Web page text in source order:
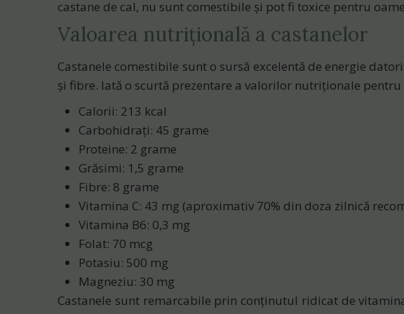
castane de cal, nu sunt comestibile și pot fi toxice pentru
Valoarea nutrițională a castanelor
Castanele comestibile sunt o sursă excelentă de energie
și fibre. Iată o scurtă prezentare a valorilor nutriționale pentru
Calorii: 213 kcal
Carbohidrați: 45 grame
Proteine: 2 grame
Grăsimi: 1,5 grame
Fibre: 8 grame
Vitamina C: 43 mg (aproximativ 70% din doza zilnică
Vitamina B6: 0,3 mg
Folat: 70 mcg
Potasiu: 500 mg
Magneziu: 30 mg
Castanele sunt remarcabile prin conținutul ridicat de